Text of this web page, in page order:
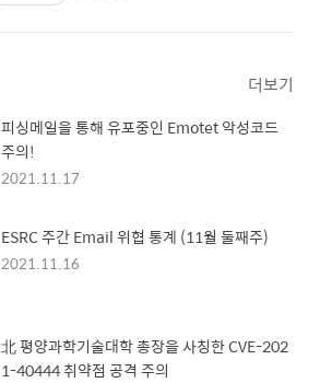
더보기
피싱메일을 통해 유포중인 Emotet 악성코드
주의!
2021.11.17
ESRC 주간 Email 위협 통계 (11월 둘째주)
2021.11.16
北 평양과학기술대학 총장을 사칭한 CVE-202
1-40444 취약점 공격 주의